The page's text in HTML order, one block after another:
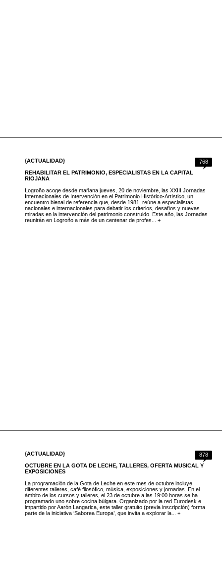
768
{ACTUALIDAD}
REHABILITAR EL PATRIMONIO, ESPECIALISTAS EN LA CAPITAL
RIOJANA
Logroño acoge desde mañana jueves, 20 de noviembre, las XXIII Jornadas
Internacionales de Intervención en el Patrimonio Histórico-Artístico, un
encuentro bienal de referencia que, desde 1981, reúne a especialistas
nacionales e internacionales para debatir los criterios, desafíos y nuevas
miradas en la intervención del patrimonio construido. Este año, las Jornadas
reunirán en Logroño a más de un centenar de profes... +
878
{ACTUALIDAD}
OCTUBRE EN LA GOTA DE LECHE, TALLERES, OFERTA MUSICAL Y
EXPOSICIONES
La programación de la Gota de Leche en este mes de octubre incluye
diferentes talleres, café filosófico, música, exposiciones y jornadas. En el
ámbito de los cursos y talleres, el 23 de octubre a las 19:00 horas se ha
programado uno sobre cocina búlgara. Organizado por la red Eurodesk e
impartido por Aarón Langarica, este taller gratuito (previa inscripción) forma
parte de la iniciativa ‘Saborea Europa’, que invita a explorar la... +